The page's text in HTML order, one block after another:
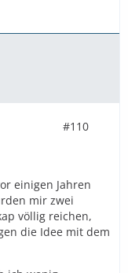
#110
einigen Jahren
mir zwei
völlig reichen,
die Idee mit dem